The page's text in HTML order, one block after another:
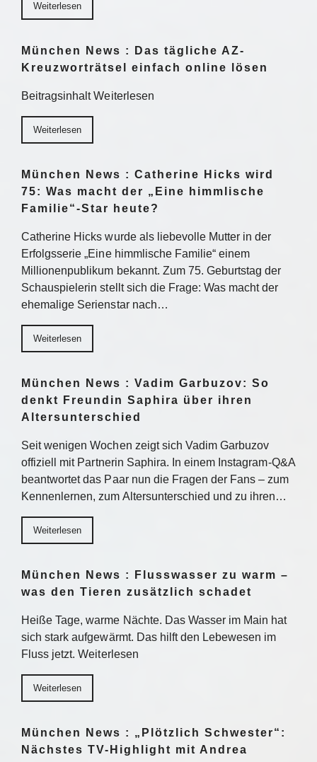
Weiterlesen
München News : Das tägliche AZ-
Kreuzworträtsel einfach online lösen
Beitragsinhalt Weiterlesen
Weiterlesen
München News : Catherine Hicks wird
75: Was macht der „Eine himmlische
Familie“-Star heute?
Catherine Hicks wurde als liebevolle Mutter in der
Erfolgsserie „Eine himmlische Familie“ einem
Millionenpublikum bekannt. Zum 75. Geburtstag der
Schauspielerin stellt sich die Frage: Was macht der
ehemalige Serienstar nach…
Weiterlesen
München News : Vadim Garbuzov: So
denkt Freundin Saphira über ihren
Altersunterschied
Seit wenigen Wochen zeigt sich Vadim Garbuzov
offiziell mit Partnerin Saphira. In einem Instagram-Q&A
beantwortet das Paar nun die Fragen der Fans – zum
Kennenlernen, zum Altersunterschied und zu ihren…
Weiterlesen
München News : Flusswasser zu warm –
was den Tieren zusätzlich schadet
Heiße Tage, warme Nächte. Das Wasser im Main hat
sich stark aufgewärmt. Das hilft den Lebewesen im
Fluss jetzt. Weiterlesen
Weiterlesen
München News : „Plötzlich Schwester“:
Nächstes TV-Highlight mit Andrea